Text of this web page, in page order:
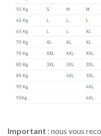
Important : nous vous